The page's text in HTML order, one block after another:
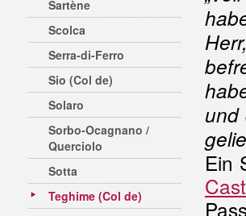
Sartène
Scolca
Serra-di-Ferro
Sio (Col de)
Solaro
Sorbo-Ocagnano /
Querciolo
Sotta
Teghime (Col de)
und
Ein